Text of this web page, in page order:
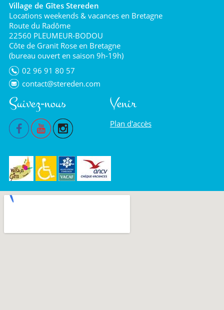
Village de Gîtes Stereden
Locations weekends & vacances en Bretagne
Route du Radôme
22560 PLEUMEUR-BODOU
Côte de Granit Rose en Bretagne
(bureau ouvert en saison 9h-19h)
02 96 91 80 57
contact@stereden.com
Suivez-nous Venir
Plan d'accès